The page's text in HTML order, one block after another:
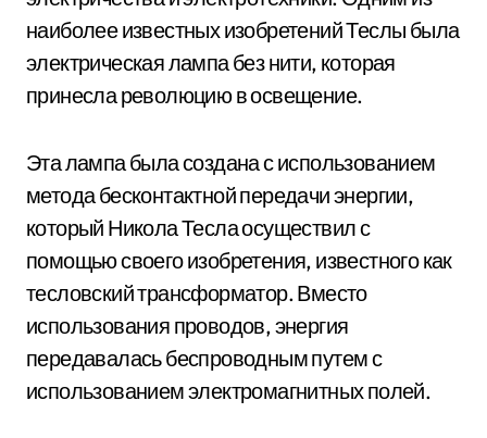
наиболее известных изобретений Теслы была
электрическая лампа без нити, которая
принесла революцию в освещение.
Эта лампа была создана с использованием
метода бесконтактной передачи энергии,
который Никола Тесла осуществил с
помощью своего изобретения, известного как
тесловский трансформатор. Вместо
использования проводов, энергия
передавалась беспроводным путем с
использованием электромагнитных полей.